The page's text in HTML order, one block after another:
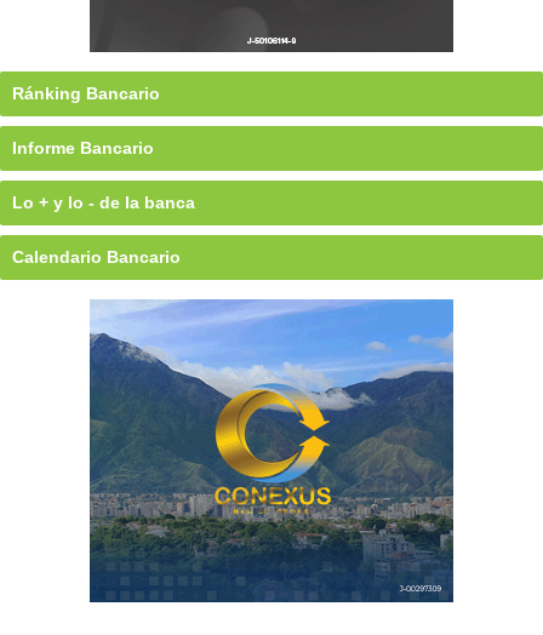
Ránking Bancario
Informe Bancario
Lo + y lo - de la banca
Calendario Bancario